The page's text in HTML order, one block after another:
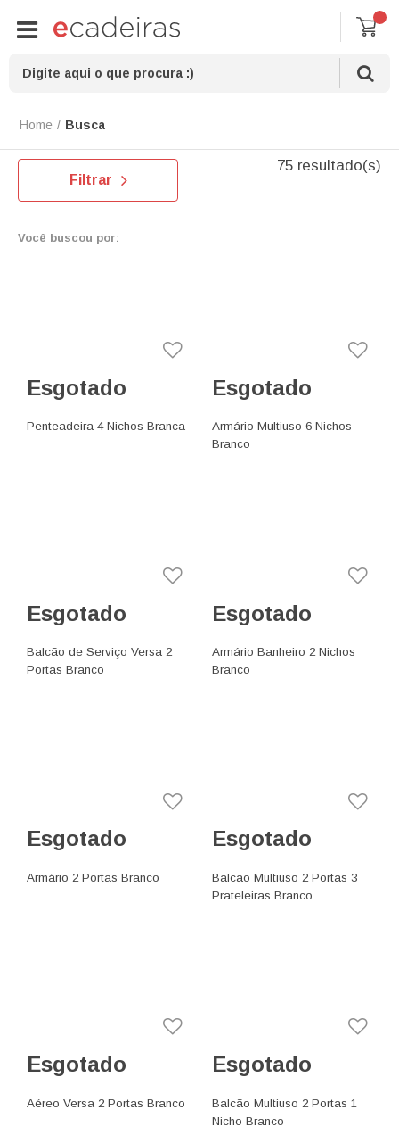
Busca
Filtrar
Você buscou por:
75 resultado(s)
Esgotado
Penteadeira 4 Nichos Branca
Esgotado
Armário Multiuso 6 Nichos
Branco
Esgotado
Balcão de Serviço Versa 2
Portas Branco
Esgotado
Armário Banheiro 2 Nichos
Branco
Esgotado
Armário 2 Portas Branco
Esgotado
Balcão Multiuso 2 Portas 3
Prateleiras Branco
Esgotado
Aéreo Versa 2 Portas Branco
Esgotado
Balcão Multiuso 2 Portas 1
Nicho Branco